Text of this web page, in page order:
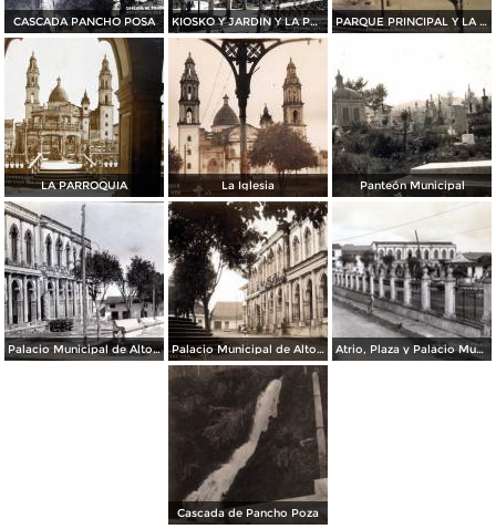
CASCADA PANCHO POSA KIOSKO Y JARDIN Y LA PARROQUIA PARQUE PRINCIPAL Y LA PARROQUIA
LA PARROQUIA La Iglesia Panteón Municipal
Palacio Municipal de Altotonga Palacio Municipal de Altotonga Atrio, Plaza y Palacio Municipal de Altotonga
Cascada de Pancho Poza